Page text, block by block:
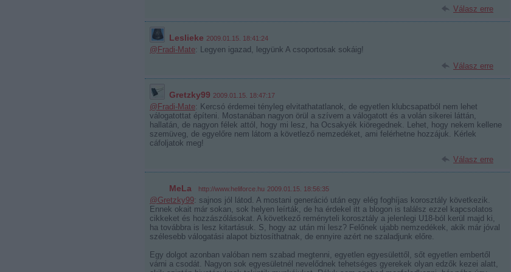
Válasz erre
Leslieke 2009.01.15. 18:41:24
@Fradi-Mate: Legyen igazad, legyünk A csoportosak sokáig!
Válasz erre
Gretzky99 2009.01.15. 18:47:17
@Fradi-Mate: Kercsó érdemei tényleg elvitathatatlanok, de egyetlen klubcsapatból nem lehet
válogatottat építeni. Mostanában nagyon örül a szívem a válogatott és a volán sikerei láttán,
hallatán, de nagyon félek attól, hogy mi lesz, ha Ocsakyék kiöregednek. Lehet, hogy nekem kellene
szemüveg, de egyelőre nem látom a követlező nemzedéket, ami felérhetne hozzájuk. Kérlek
cáfoljatok meg!
Válasz erre
MeLa http://www.heliforce.hu 2009.01.15. 18:56:35
@Gretzky99: sajnos jól látod. A mostani generáció után egy elég foghíjas korosztály következik.
Ennek okait már sokan, sok helyen leírták, de ha érdekel itt a blogon is találsz ezzel kapcsolatos
cikkeket és hozzászólásokat. A következő reményteli korosztály a jelenlegi U18-ból kerül majd ki,
ha továbbra is lesz kitartásuk. S, hogy az után mi lesz? Felőnek ujabb nemzedékek, akik már jóval
szélesebb válogatási alapot biztosíthatnak, de ennyire azért ne szaladjunk előre.
Egy dolgot azonban valóban nem szabad megtenni, egyetlen egyesülettől, sőt egyetlen embertől
várni a csodát. Nagyon sok egyesületnél nevelődnek tehetséges gyerekek olyan edzők kezei alatt,